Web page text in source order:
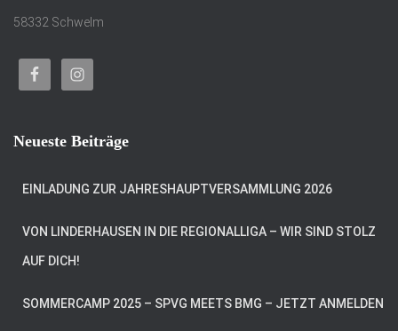
58332 Schwelm
Neueste Beiträge
EINLADUNG ZUR JAHRESHAUPTVERSAMMLUNG 2026
VON LINDERHAUSEN IN DIE REGIONALLIGA – WIR SIND STOLZ
AUF DICH!
SOMMERCAMP 2025 – SPVG MEETS BMG – JETZT ANMELDEN